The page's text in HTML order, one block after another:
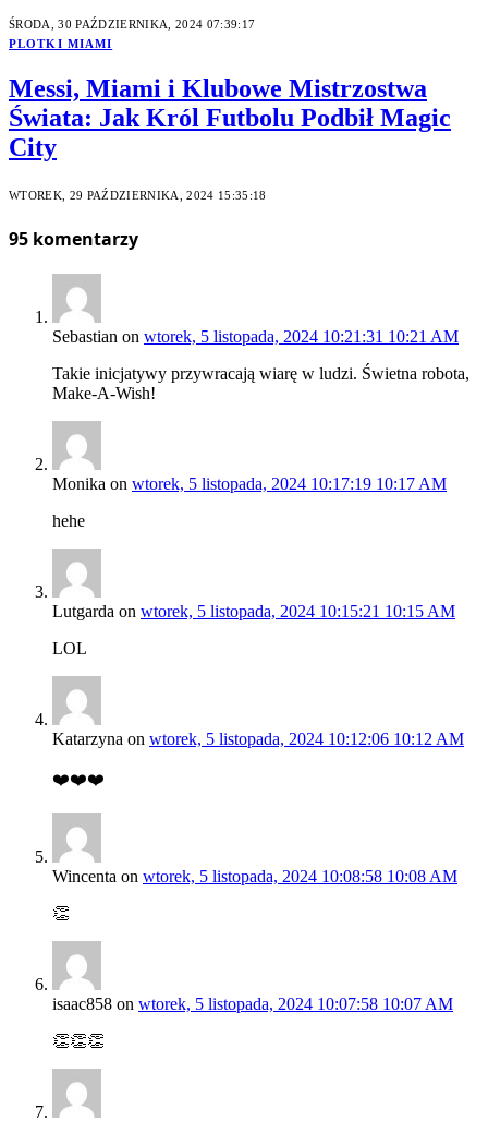
ŚRODA, 30 PAŹDZIERNIKA, 2024 07:39:17
PLOTKI MIAMI
Messi, Miami i Klubowe Mistrzostwa
Świata: Jak Król Futbolu Podbił Magic
City
WTOREK, 29 PAŹDZIERNIKA, 2024 15:35:18
95 komentarzy
Sebastian on wtorek, 5 listopada, 2024 10:21:31 10:21 AM
Takie inicjatywy przywracają wiarę w ludzi. Świetna robota,
Make-A-Wish!
Monika on wtorek, 5 listopada, 2024 10:17:19 10:17 AM
hehe
Lutgarda on wtorek, 5 listopada, 2024 10:15:21 10:15 AM
LOL
Katarzyna on wtorek, 5 listopada, 2024 10:12:06 10:12 AM
❤️❤️❤️
Wincenta on wtorek, 5 listopada, 2024 10:08:58 10:08 AM
👏
isaac858 on wtorek, 5 listopada, 2024 10:07:58 10:07 AM
👏👏👏